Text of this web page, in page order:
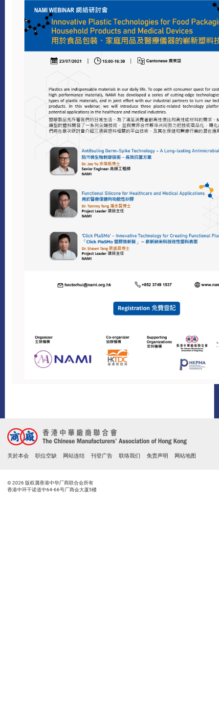
关於本会 职位空缺 网站连结 刊登广告 联络我们 免责声明 网站地图
© 2026 版权属香港中华厂商联合会所有
香港中环干诺道中64-66号厂商会大厦5楼